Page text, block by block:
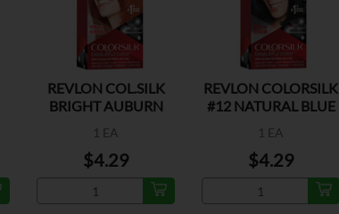
REVLON COL.SILK
BRIGHT AUBURN
1 EA
$4.29
REVLON COLORSILK
#12 NATURAL BLUE
1 EA
$4.29